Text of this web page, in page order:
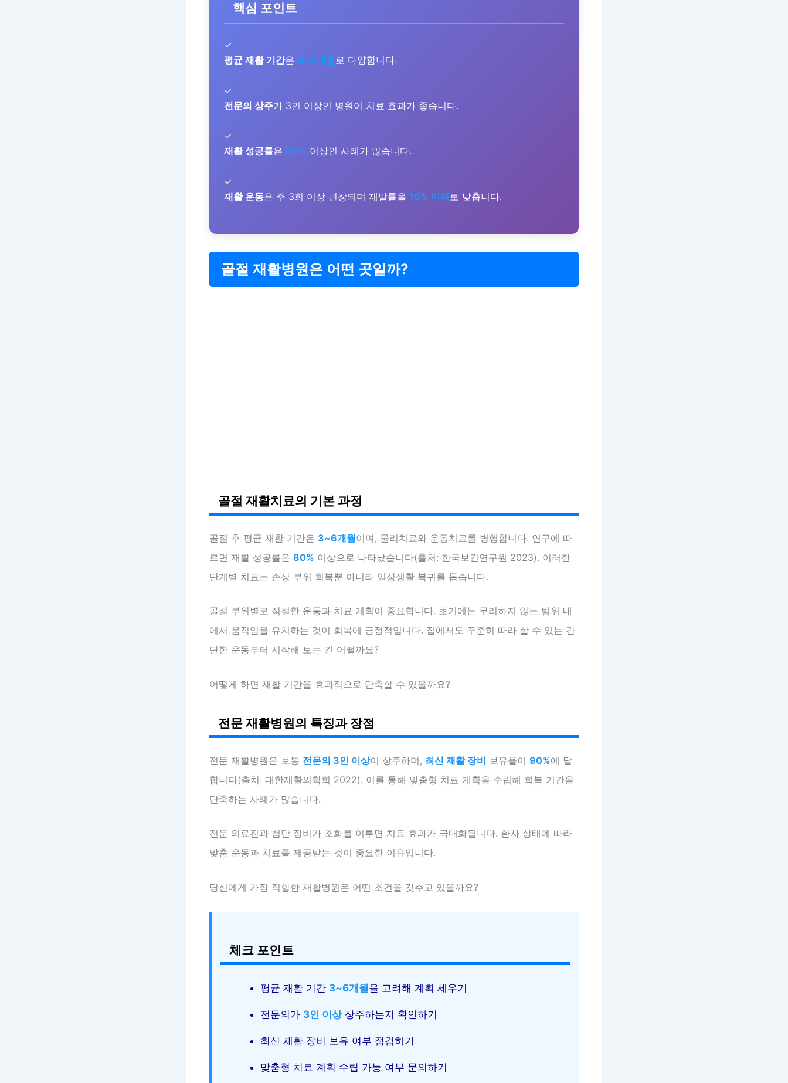
핵심 포인트
✓
평균 재활 기간은 3~6개월로 다양합니다.
✓
전문의 상주가 3인 이상인 병원이 치료 효과가 좋습니다.
✓
재활 성공률은 80% 이상인 사례가 많습니다.
✓
재활 운동은 주 3회 이상 권장되며 재발률을 10% 이하로 낮춥니다.
골절 재활병원은 어떤 곳일까?
골절 재활치료의 기본 과정
골절 후 평균 재활 기간은 3~6개월이며, 물리치료와 운동치료를 병행합니다. 연구에 따
르면 재활 성공률은 80% 이상으로 나타났습니다(출처: 한국보건연구원 2023). 이러한
단계별 치료는 손상 부위 회복뿐 아니라 일상생활 복귀를 돕습니다.
골절 부위별로 적절한 운동과 치료 계획이 중요합니다. 초기에는 무리하지 않는 범위 내
에서 움직임을 유지하는 것이 회복에 긍정적입니다. 집에서도 꾸준히 따라 할 수 있는 간
단한 운동부터 시작해 보는 건 어떨까요?
어떻게 하면 재활 기간을 효과적으로 단축할 수 있을까요?
전문 재활병원의 특징과 장점
전문 재활병원은 보통 전문의 3인 이상이 상주하며, 최신 재활 장비 보유율이 90%에 달
합니다(출처: 대한재활의학회 2022). 이를 통해 맞춤형 치료 계획을 수립해 회복 기간을
단축하는 사례가 많습니다.
전문 의료진과 첨단 장비가 조화를 이루면 치료 효과가 극대화됩니다. 환자 상태에 따라
맞춤 운동과 치료를 제공받는 것이 중요한 이유입니다.
당신에게 가장 적합한 재활병원은 어떤 조건을 갖추고 있을까요?
체크 포인트
평균 재활 기간 3~6개월을 고려해 계획 세우기
전문의가 3인 이상상주하는지 확인하기
최신 재활 장비 보유 여부 점검하기
맞춤형 치료 계획 수립 가능 여부 문의하기